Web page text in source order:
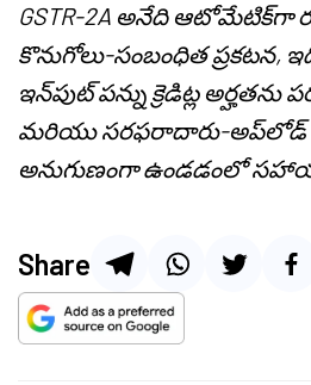
GSTR-2A అనేది ఆటోమేటిక్‌గా
కొనుగోలు-సంబంధిత ప్రకటన,
ఇన్‌పుట్ పన్ను క్రెడిట్ల అర్హతను
మరియు సరఫరాదారు-
అనుగుణంగా ఉండడంలో
Share